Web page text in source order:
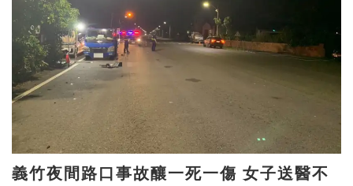
義竹夜間路口事故釀一死一傷 女子送醫不